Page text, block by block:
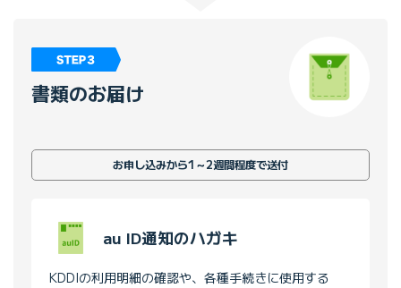
書類のお届け
お申し込みから1～2週間程度で送付
au ID通知のハガキ
KDDIの利用明細の確認や、各種手続きに使用する